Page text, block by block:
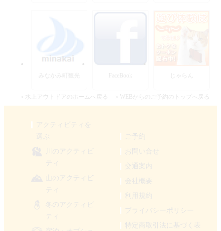
みなかみ町観光 FaceBook じゃらん
＞水上アウトドアのホームへ戻る ＞WEBからのご予約のトップへ戻る
アクティビティを
川のアクティビ
ティ
山のアクティビ
ティ
冬のアクティビ
ティ
ご予約
お問い合せ
交通案内
会社概要
利用規約
プライバシーポリシー
特定商取引法に基づく表